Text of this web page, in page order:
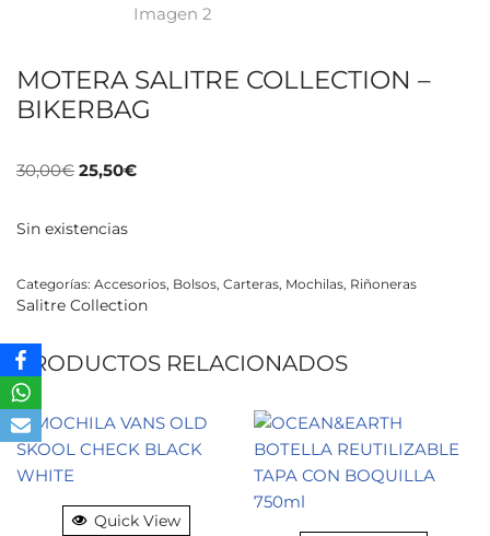
MOTERA SALITRE COLLECTION –
BIKERBAG
30,00€ 25,50€
Sin existencias
Categorías: Accesorios, Bolsos, Carteras, Mochilas, Riñoneras
Salitre Collection
PRODUCTOS RELACIONADOS
Quick View